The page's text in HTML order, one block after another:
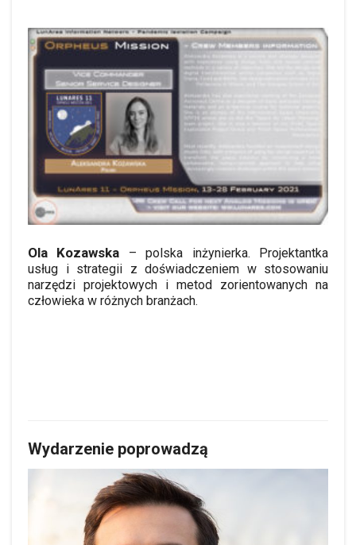
Ola Kozawska – polska inżynierka. Projektantka
usług i strategii z doświadczeniem w stosowaniu
narzędzi projektowych i metod zorientowanych na
człowieka w różnych branżach.
Wydarzenie poprowadzą